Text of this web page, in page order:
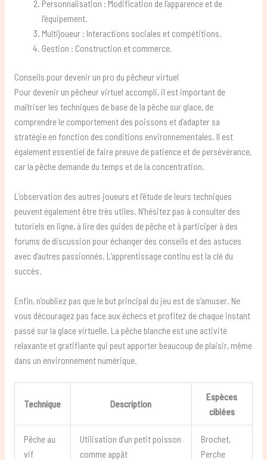
Personnalisation : Modification de l’apparence et de
l’équipement.
Multijoueur : Interactions sociales et compétitions.
Gestion : Construction et commerce.
Conseils pour devenir un pro du pêcheur virtuel
Pour devenir un pêcheur virtuel accompli, il est important de
maîtriser les techniques de base de la pêche sur glace, de
comprendre le comportement des poissons et d’adapter sa
stratégie en fonction des conditions environnementales. Il est
également essentiel de faire preuve de patience et de persévérance,
car la pêche demande du temps et de la concentration.
L’observation des autres joueurs et l’étude de leurs techniques
peuvent également être très utiles. N’hésitez pas à consulter des
tutoriels en ligne, à lire des guides de pêche et à participer à des
forums de discussion pour échanger des conseils et des astuces
avec d’autres passionnés. L’apprentissage continu est la clé du
succès.
Enfin, n’oubliez pas que le but principal du jeu est de s’amuser. Ne
vous découragez pas face aux échecs et profitez de chaque instant
passé sur la glace virtuelle. La pêche blanche est une activité
relaxante et gratifiante qui peut apporter beaucoup de plaisir, même
dans un environnement numérique.
Technique Description
Espèces
ciblées
Pêche au
vif
Utilisation d’un petit poisson
comme appât
Brochet,
Perche